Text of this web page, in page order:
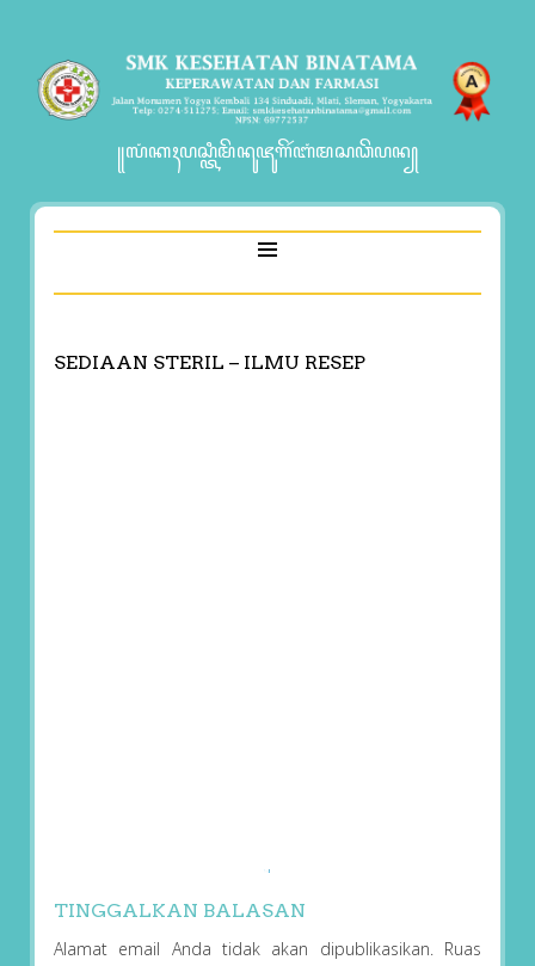
꧋ꦭꦁꦏꦃꦥꦱ꧀ꦠꦶꦩꦼꦤꦸꦗꦸꦒꦼꦂꦧꦁꦩꦱꦣꦼꦥꦤ꧀
SEDIAAN STERIL – ILMU RESEP
TINGGALKAN BALASAN
Alamat email Anda tidak akan dipublikasikan. Ruas